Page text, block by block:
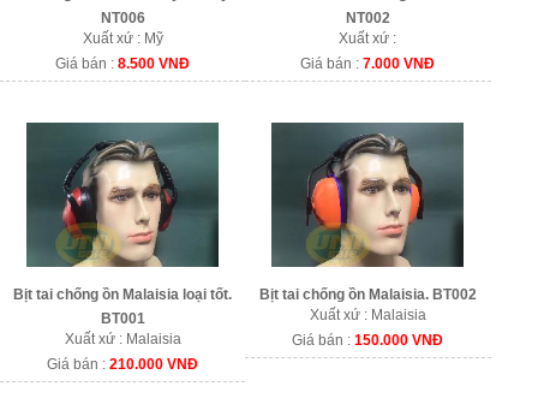
NT006
Xuất xứ : Mỹ
Giá bán :8.500 VNĐ
NT002
Xuất xứ :
Giá bán :7.000 VNĐ
Bịt tai chống ồn Malaisia loại tốt.
BT001
Xuất xứ : Malaisia
Giá bán :210.000 VNĐ
Bịt tai chống ồn Malaisia. BT002
Xuất xứ : Malaisia
Giá bán :150.000 VNĐ